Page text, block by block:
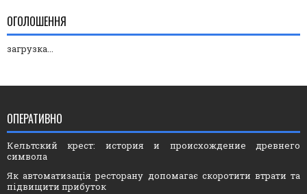
ОГОЛОШЕННЯ
загрузка...
ОПЕРАТИВНО
Кельтский крест: история и происхождение древнего
символа
Як автоматизація ресторану допомагає скоротити втрати та
підвищити прибуток